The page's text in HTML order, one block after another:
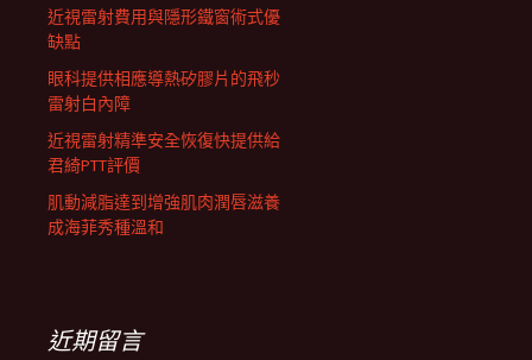
近視雷射費用與隱形鐵窗術式優
缺點
眼科提供相應導熱矽膠片的飛秒
雷射白內障
近視雷射精準安全恢復快提供給
君綺PTT評價
肌動減脂達到增強肌肉潤唇滋養
成海菲秀種溫和
近期留言